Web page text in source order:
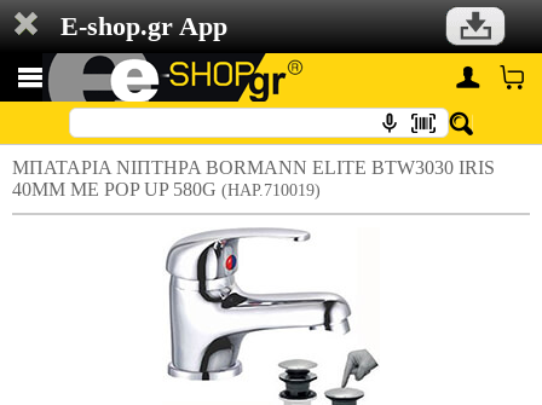
E-shop.gr App
ΜΠΑΤΑΡΙΑ ΝΙΠΤΗΡΑ BORMANN ELITE BTW3030 IRIS
40MM ΜΕ POP UP 580G (HAP.710019)